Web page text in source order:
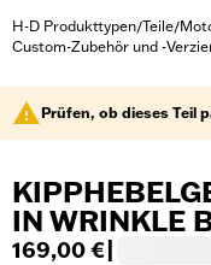
H-D Produkttypen/Teile/
Custom-Zubehör und -
Prüfen, ob dieses Teil
IN WRINKLE
169,00 €